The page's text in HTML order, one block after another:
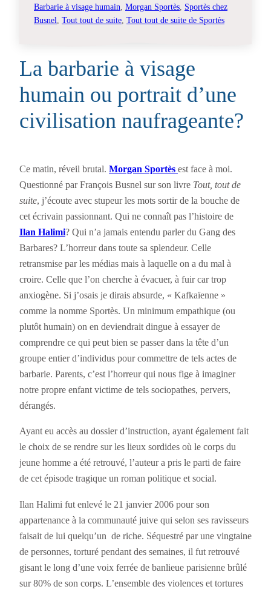
Barbarie à visage humain Morgan Sportès Sportès chez
Busnel Tout tout de suite Tout tout de suite de Sportès
La barbarie à visage
humain ou portrait d’une
civilisation naufrageante?
Ce matin, réveil brutal. Morgan Sportès est face à moi.
Questionné par François Busnel sur son livre Tout, tout de
suite, j’écoute avec stupeur les mots sortir de la bouche de
cet écrivain passionnant. Qui ne connaît pas l’histoire de
Ilan Halimi? Qui n’a jamais entendu parler du Gang des
Barbares? L’horreur dans toute sa splendeur. Celle
retransmise par les médias mais à laquelle on a du mal à
croire. Celle que l’on cherche à évacuer, à fuir car trop
anxiogène. Si j’osais je dirais absurde, « Kafkaïenne »
comme la nomme Sportès. Un minimum empathique (ou
plutôt humain) on en deviendrait dingue à essayer de
comprendre ce qui peut bien se passer dans la tête d’un
groupe entier d’individus pour commettre de tels actes de
barbarie. Parents, c’est l’horreur qui nous fige à imaginer
notre propre enfant victime de tels sociopathes, pervers,
dérangés.
Ayant eu accès au dossier d’instruction, ayant également fait
le choix de se rendre sur les lieux sordides où le corps du
jeune homme a été retrouvé, l’auteur a pris le parti de faire
de cet épisode tragique un roman politique et social.
Ilan Halimi fut enlevé le 21 janvier 2006 pour son
appartenance à la communauté juive qui selon ses ravisseurs
faisait de lui quelqu’un de riche. Séquestré par une vingtaine
de personnes, torturé pendant des semaines, il fut retrouvé
gisant le long d’une voix ferrée de banlieue parisienne brûlé
sur 80% de son corps. L’ensemble des violences et tortures